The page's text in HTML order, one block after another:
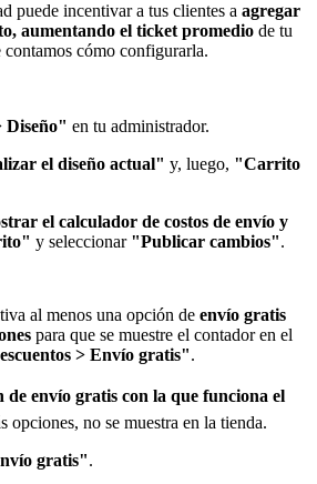
puede incentivar a tus clientes a agregar
aumentando el ticket promedio de tu
cómo configurarla.
Diseño" en tu administrador.
el diseño actual" y, luego, "Carrito
el calculador de costos de envío y
y seleccionar "Publicar cambios".
al menos una opción de envío gratis
para que se muestre el contador en el
> Envío gratis".
de envío gratis con la que funciona el
opciones, no se muestra en la tienda.
gratis".